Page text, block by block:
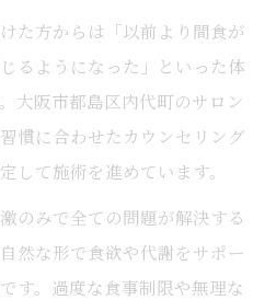
た方からは「以前より間食が
るようになった」といった体
大阪市都島区内代町のサロン
慣に合わせたカウンセリング
して施術を進めています。
のみで全ての問題が解決する
然な形で食欲や代謝をサポー
す。過度な食事制限や無理な